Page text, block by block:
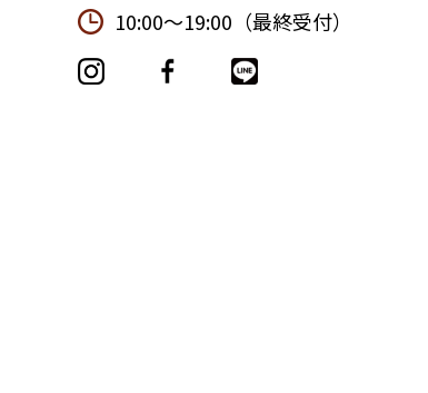
10:00〜19:00（最終受付）